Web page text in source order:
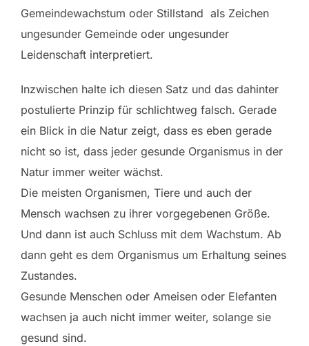
Gemeindewachstum oder Stillstand als Zeichen
ungesunder Gemeinde oder ungesunder
Leidenschaft interpretiert.
Inzwischen halte ich diesen Satz und das dahinter
postulierte Prinzip für schlichtweg falsch. Gerade
ein Blick in die Natur zeigt, dass es eben gerade
nicht so ist, dass jeder gesunde Organismus in der
Natur immer weiter wächst.
Die meisten Organismen, Tiere und auch der
Mensch wachsen zu ihrer vorgegebenen Größe.
Und dann ist auch Schluss mit dem Wachstum. Ab
dann geht es dem Organismus um Erhaltung seines
Zustandes.
Gesunde Menschen oder Ameisen oder Elefanten
wachsen ja auch nicht immer weiter, solange sie
gesund sind.